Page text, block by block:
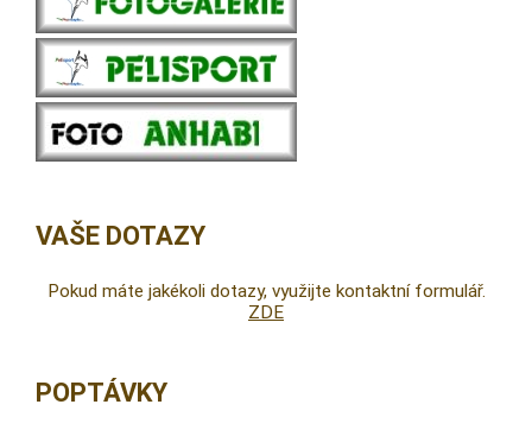
VAŠE DOTAZY
Pokud máte jakékoli dotazy, využijte kontaktní formulář.
ZDE
POPTÁVKY